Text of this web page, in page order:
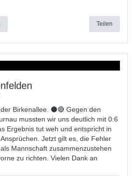
Teilen
Birkenallee. ⚫🔴 Gegen den
mussten wir uns deutlich mit 0:6
Ergebnis tut weh und entspricht in
Jetzt gilt es, die Fehler
Mannschaft zusammenzustehen
zu richten. Vielen Dank an